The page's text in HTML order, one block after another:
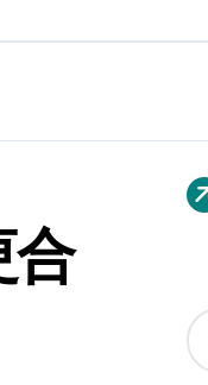
合
搜
索
：